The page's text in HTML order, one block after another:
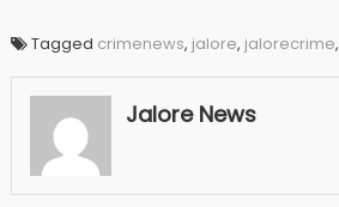
Tagged crimenews, jalore, jalorecrime,
Jalore News